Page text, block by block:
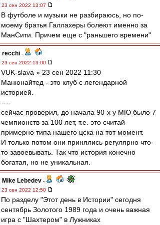
23 сен 2022 13:07
В футболе и музыки не разбираюсь, но по-
моему братья Галлахеры болеют именно за
МанСити. Причем еще с "раньшего времени"
recchi -
23 сен 2022 13:00
VUK-slava » 23 сен 2022 11:30
Манюнайтед - это клуб с легендарной
историей.
----
сейчас проверил, до начала 90-х у МЮ было 7
чемпионств за 100 лет, т.е. это считай
примерно типа нашего цска на тот момент.
И только потом они принялись регулярно что-
то завоевывать. Так что история конечно
богатая, но не уникальная.
Mike Lebedev -
23 сен 2022 12:50
По разделу "Этот день в Истории" сегодня
сентябрь Золотого 1989 года и очень важная
игра с "Шахтером" в Лужниках